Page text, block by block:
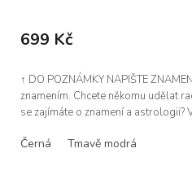
699 Kč
↑ DO POZNÁMKY NAPIŠTE
znamením. Chcete někomu udělat
se zajímáte o znamení a astrologii?
Černá Tmavě modrá